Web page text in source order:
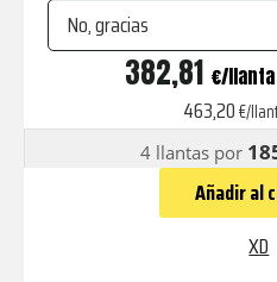
GLOSS
BLACK
382,81 €
463,20€/
4 llantas por
Añadir al
XD